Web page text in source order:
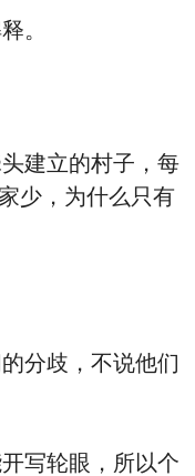
。
建立的村子，每
少，为什么只有
分歧，不说他们
写轮眼，所以个